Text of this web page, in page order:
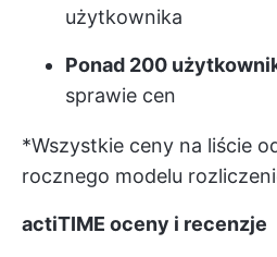
użytkownika
Ponad 200
sprawie cen
*Wszystkie ceny na liście
rocznego modelu
actiTIME oceny i recenzje